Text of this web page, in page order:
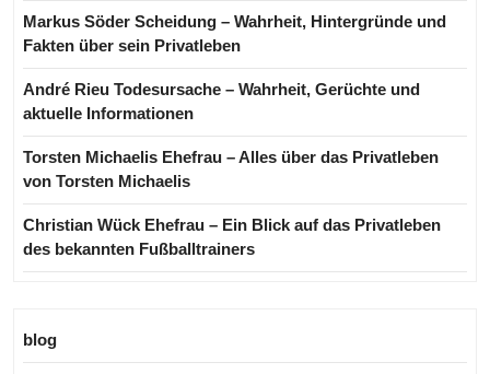
Markus Söder Scheidung – Wahrheit, Hintergründe und
Fakten über sein Privatleben
André Rieu Todesursache – Wahrheit, Gerüchte und
aktuelle Informationen
Torsten Michaelis Ehefrau – Alles über das Privatleben
von Torsten Michaelis
Christian Wück Ehefrau – Ein Blick auf das Privatleben
des bekannten Fußballtrainers
blog